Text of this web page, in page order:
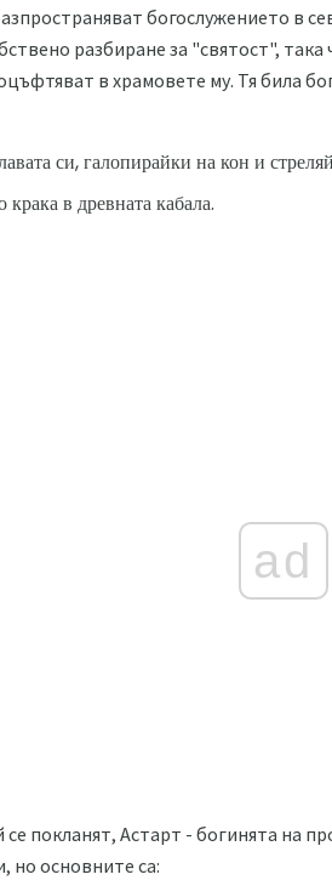
богослужението в
разбиране за "святост",
в храмовете му. Тя била
си, галопирайки на кон и
в древната кабала.
ad
покланят, Астарт - богинята на
но основните са: